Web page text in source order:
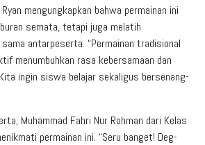
mengungkapkan bahwa permainan ini
semata, tetapi juga melatih
antarpeserta. “Permainan tradisional
menumbuhkan rasa kebersamaan dan
ingin siswa belajar sekaligus bersenang-
Muhammad Fahri Nur Rohman dari Kelas
permainan ini. “Seru banget! Deg-